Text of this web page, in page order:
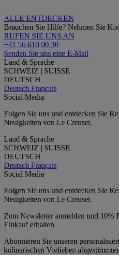
ALLE ENTDECKEN
Brauchen Sie Hilfe? Nehmen Sie
RUFEN SIE UNS AN
+41 56 610 00 30
Senden Sie uns eine E-Mail
Land & Sprache
SCHWEIZ | SUISSE
DEUTSCH
Deutsch Français
Social Media
Folgen Sie uns und entdecken Sie
Neuigkeiten von Le Creuset.
Land & Sprache
SCHWEIZ | SUISSE
DEUTSCH
Deutsch Français
Social Media
Folgen Sie uns und entdecken Sie
Neuigkeiten von Le Creuset.
Zum Newsletter anmelden und 10%
Einkauf erhalten
Abonnieren Sie unseren
kulinarischen Vorlieben